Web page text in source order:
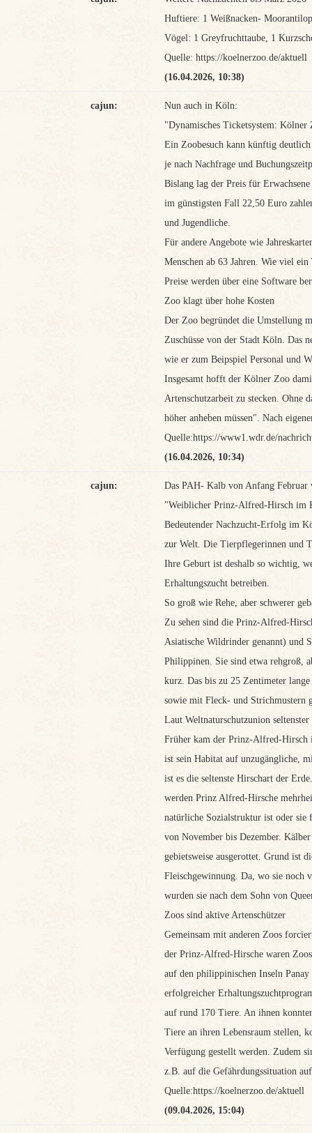
Huftiere: 1 Weißnacken-
Vögel: 1 Greyfruchttaube, 1
Quelle: https://koelnerzoo.de/aktuell
(16.04.2026, 10:38)
cajun:
Nun auch in Köln:
"Dynamisches Ticketsystem:
Ein Zoobesuch kann künftig
je nach Nachfrage und
Bislang lag der Preis für
im günstigsten Fall 22,50 Euro
und Jugendliche.
Für andere Angebote wie
Menschen ab 63 Jahren. Wie viel
Preise werden über eine Software
Zoo klagt über hohe Kosten
Der Zoo begründet die Umstellung
Zuschüsse von der Stadt Köln. Das
wie er zum Beipspiel Personal und
Insgesamt hofft der Kölner Zoo
Artenschutzarbeit zu stecken. Ohne
höher anheben müssen". Nach
Quelle:https://www1.wdr.de/
(16.04.2026, 10:34)
cajun:
Das PAH- Kalb von Anfang
"Weiblicher Prinz-Alfred-Hirsch im
Bedeutender Nachzucht-Erfolg im
zur Welt. Die Tierpflegerinnen und
Ihre Geburt ist deshalb so wichtig,
Erhaltungszucht betreiben.
So groß wie Rehe, aber schwerer
Zu sehen sind die Prinz-Alfred-
Asiatische Wildrinder genannt) und
Philippinen. Sie sind etwa rehgroß,
kurz. Das bis zu 25 Zentimeter
sowie mit Fleck- und Strichmustern
Laut Weltnaturschutzunion
Früher kam der Prinz-Alfred-Hirsch
ist sein Habitat auf unzugängliche,
ist es die seltenste Hirschart der
werden Prinz Alfred-Hirsche
natürliche Sozialstruktur ist oder sie
von November bis Dezember.
gebietsweise ausgerottet. Grund ist
Fleischgewinnung. Da, wo sie noch
wurden sie nach dem Sohn von
Zoos sind aktive Artenschützer
Gemeinsam mit anderen Zoos
der Prinz-Alfred-Hirsche waren
auf den philippinischen Inseln
erfolgreicher
auf rund 170 Tiere. An ihnen
Tiere an ihren Lebensraum stellen,
Verfügung gestellt werden. Zudem
z.B. auf die Gefährdungssituation
Quelle:https://koelnerzoo.de/aktuell
(09.04.2026, 15:04)